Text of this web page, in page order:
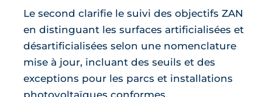
Le second clarifie le suivi des objectifs ZAN
en distinguant les surfaces artificialisées et
désartificialisées selon une nomenclature
mise à jour, incluant des seuils et des
exceptions pour les parcs et installations